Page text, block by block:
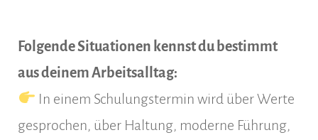
Folgende Situationen kennst du bestimmt
aus deinem Arbeitsalltag:
In einem Schulungstermin wird über Werte
gesprochen, über Haltung, moderne Führung,